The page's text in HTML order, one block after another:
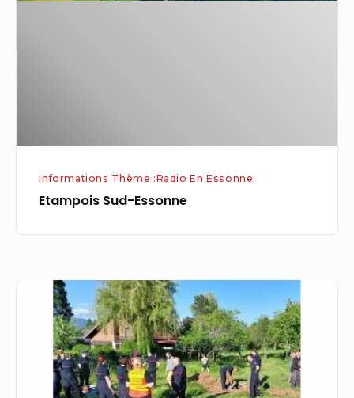
Informations Thème :Radio En Essonne:
Etampois Sud-Essonne
Essonne
pompiers
sauvent